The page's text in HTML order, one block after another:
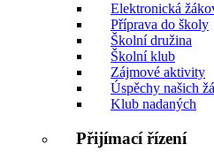
Elektronická
Příprava do školy
Školní družina
Školní klub
Zájmové aktivity
Úspěchy našich
Klub nadaných
Přijímací řízení